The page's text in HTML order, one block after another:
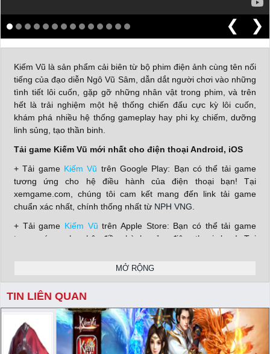
❮ ❯
Kiếm Vũ là sản phẩm cải biên từ bộ phim điện ảnh cùng tên nối
tiếng của đạo diễn Ngô Vũ Sâm, dẫn dắt người chơi vào những
tình tiết lôi cuốn, gặp gỡ những nhân vật trong phim, và trên
hết là trải nghiệm một hệ thống chiến đấu cực kỳ lôi cuốn,
khám phá nhiều hệ thống gameplay hay phi kỵ chiếm, dưỡng
linh sủng, tạo thần binh.
Tải game Kiếm Vũ mới nhất cho điện thoại Android, iOS
+ Tải game Kiếm Vũ trên Google Play: Bạn có thể tải game
tương ứng cho hệ điều hành của điện thoại bạn! Tại
xemgame.com, chúng tôi cam kết mang đến link tải game
chuẩn xác nhất, chính thống nhất từ NPH VNG
+ Tải game Kiếm Vũ trên Apple Store: Bạn có thể tải game
tương ứng cho hệ điều hành của điện thoại bạn! Tại
chuẩn xác nhất, chính thống nhất từ
+ Download bản APK gameKiếm Vũcho PC: Bạn có thể tải
game tương ứng cho hệ điều hành của điện thoại bạn! Tại
xemgame.com, chúng tôi cam kết mang đến link tải game
chuẩn xác nhất, chính thống nhất từNPH VNG.
Nhận giftcode game Kiếm Vũ siêu giá trị
MỞ RỘNG
TIN LIÊN QUAN